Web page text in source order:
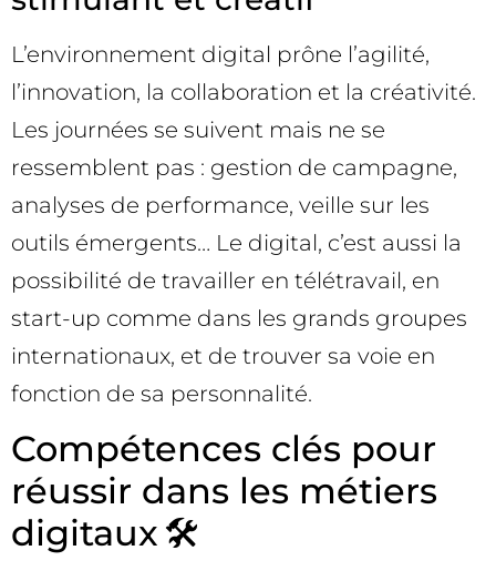
L’environnement digital prône l’agilité,
l’innovation, la collaboration et la créativité.
Les journées se suivent mais ne se
ressemblent pas : gestion de campagne,
analyses de performance, veille sur les
outils émergents… Le digital, c’est aussi la
possibilité de travailler en télétravail, en
start-up comme dans les grands groupes
internationaux, et de trouver sa voie en
fonction de sa personnalité.
Compétences clés pour
réussir dans les métiers
digitaux 🛠️